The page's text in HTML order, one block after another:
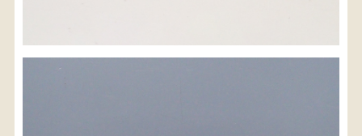
※沖縄県につきましてはお手数をお掛け致しますが、